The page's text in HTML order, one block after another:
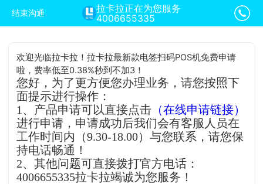
结束沟通
拉卡拉正在为您服务
4006655335
欢迎光临拉卡拉！拉卡拉最新款电签扫码POS机免费申请
啦，费率低至0.38%秒到不加3！
您好，为了更方便您办理业务，请您按照下
面提示进行操作：
1、产品申请可以直接点击 （在线申请链接）
进行申请，申请成功后我们会有客服人员在
工作时间内（9.30-18.00）与您联系，请您保
持电话畅通！
2、其他问题可直接拨打官方电话：
4006655335拉卡拉竭诚为您服务！